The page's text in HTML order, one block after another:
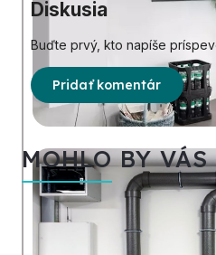
Diskusia
Buďte prvý, kto napíše
Pridať komentár
MOHLO BY